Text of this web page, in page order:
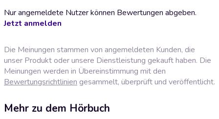
Nur angemeldete Nutzer können Bewertungen abgeben.
Jetzt anmelden
Die Meinungen stammen von angemeldeten Kunden, die
unser Produkt oder unsere Dienstleistung gekauft haben. Die
Meinungen werden in Übereinstimmung mit den
Bewertungsrichtlinien gesammelt, überprüft und veröffentlicht.
Mehr zu dem Hörbuch